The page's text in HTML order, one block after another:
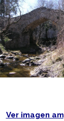
Ver imagen